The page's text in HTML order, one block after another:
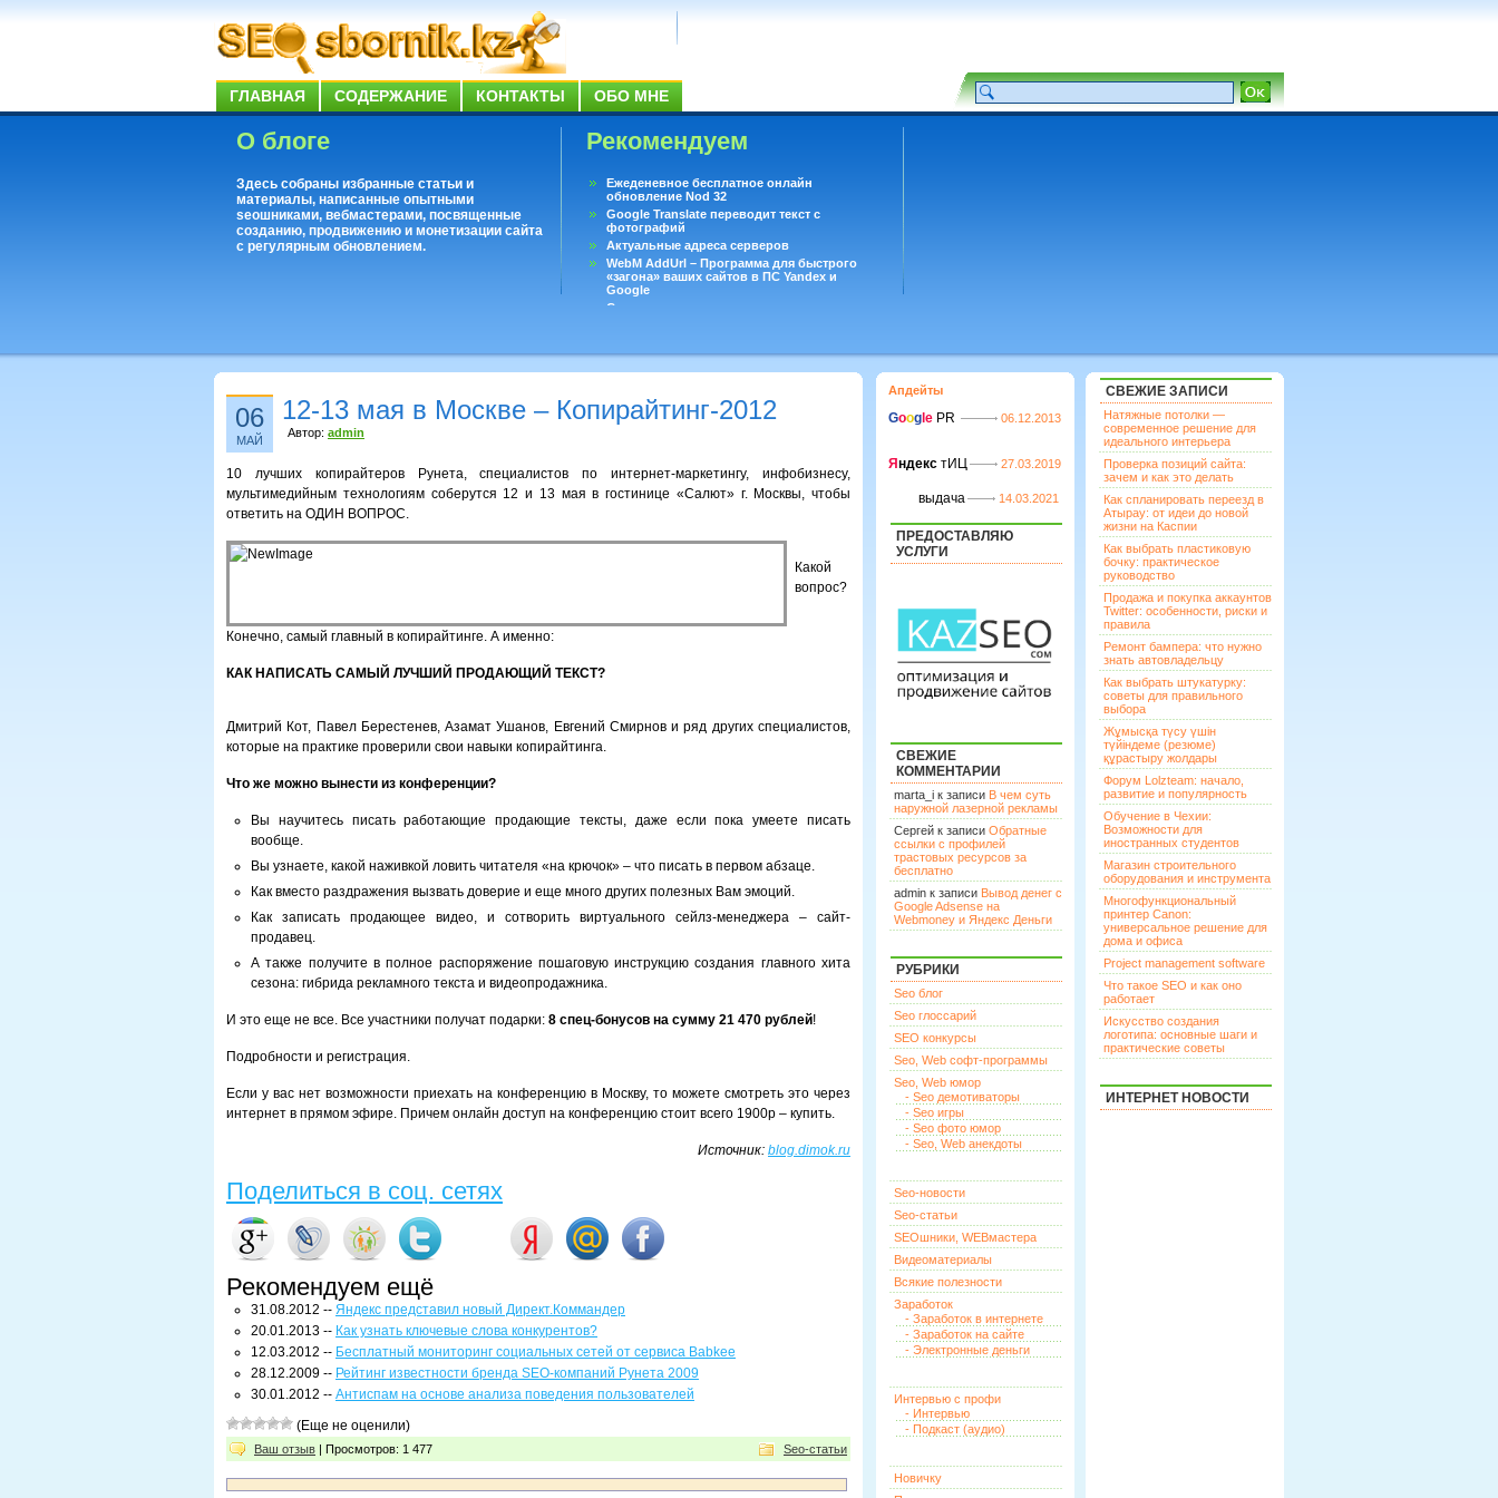
ГЛАВНАЯ СОДЕРЖАНИЕ КОНТАКТЫ ОБО МНЕ
О блоге
Здесь собраны избранные статьи и
материалы, написанные опытными
seoшниками, вебмастерами, посвященные
созданию, продвижению и монетизации сайта
с регулярным обновлением.
Рекомендуем
Ежеденевное бесплатное онлайн
обновление Nod 32
Google Translate переводит текст с
фотографий
Актуальные адреса серверов
WebM AddUrl – Программа для быстрого
«загона» ваших сайтов в ПС Yandex и
Google
Существует вопросы, на которые не может
06
МАЙ
12-13 мая в Москве – Копирайтинг-2012
Автор: admin
10 лучших копирайтеров Рунета, специалистов по интернет-маркетингу, инфобизнесу,
мультимедийным технологиям соберутся 12 и 13 мая в гостинице «Салют» г. Москвы, чтобы
ответить на ОДИН ВОПРОС.
Какой
вопрос?
Конечно, самый главный в копирайтинге. А именно:
КАК НАПИСАТЬ САМЫЙ ЛУЧШИЙ ПРОДАЮЩИЙ ТЕКСТ?
Дмитрий Кот, Павел Берестенев, Азамат Ушанов, Евгений Смирнов и ряд других специалистов,
которые на практике проверили свои навыки копирайтинга.
Что же можно вынести из конференции?
Вы научитесь писать работающие продающие тексты, даже если пока умеете писать
вообще.
Вы узнаете, какой наживкой ловить читателя «на крючок» – что писать в первом абзаце.
Как вместо раздражения вызвать доверие и еще много других полезных Вам эмоций.
Как записать продающее видео, и сотворить виртуального сейлз-менеджера – сайт-
продавец.
А также получите в полное распоряжение пошаговую инструкцию создания главного хита
сезона: гибрида рекламного текста и видеопродажника.
И это еще не все. Все участники получат подарки: 8 спец-бонусов на сумму 21 470 рублей!
Подробности и регистрация.
Если у вас нет возможности приехать на конференцию в Москву, то можете смотреть это через
интернет в прямом эфире. Причем онлайн доступ на конференцию стоит всего 1900р – купить.
Источник: blog.dimok.ru
Поделиться в соц. сетях
Рекомендуем ещё
31.08.2012 -- Яндекс представил новый Директ.Коммандер
20.01.2013 -- Как узнать ключевые слова конкурентов?
12.03.2012 -- Бесплатный мониторинг социальных сетей от сервиса Babkee
28.12.2009 -- Рейтинг известности бренда SEO-компаний Рунета 2009
30.01.2012 -- Антиспам на основе анализа поведения пользователей
(Еще не оценили)
Ваш отзыв | Просмотров: 1 477 Seo-статьи
Апдейты
Goog le PR 06.12.2013
Я ндекс тИЦ 27.03.2019
выдача 14.03.2021
ПРЕДОСТАВЛЯЮ
УСЛУГИ
СВЕЖИЕ
КОММЕНТАРИИ
marta_i к записи В чем суть
наружной лазерной рекламы
Сергей к записи Обратные
ссылки с профилей
трастовых ресурсов за
бесплатно
admin к записи Вывод денег с
Google Adsense на
Webmoney и Яндекс Деньги
РУБРИКИ
Seo блог
Seo глоссарий
SEO конкурсы
Seo, Web софт-программы
Seo, Web юмор
- Seo демотиваторы
- Seo игры
- Seo фото юмор
- Seo, Web анекдоты
Seo-новости
Seo-статьи
SEOшники, WEBмастера
Видеоматериалы
Всякие полезности
Заработок
- Заработок в интернете
- Заработок на сайте
- Электронные деньги
Интервью с профи
- Интервью
- Подкаст (аудио)
Новичку
СВЕЖИЕ ЗАПИСИ
Натяжные потолки —
современное решение для
идеального интерьера
Проверка позиций сайта:
зачем и как это делать
Как спланировать переезд в
Атырау: от идеи до новой
жизни на Каспии
Как выбрать пластиковую
бочку: практическое
руководство
Продажа и покупка аккаунтов
Twitter: особенности, риски и
правила
Ремонт бампера: что нужно
знать автовладельцу
Как выбрать штукатурку:
советы для правильного
выбора
Жұмысқа түсу үшін
түйіндеме (резюме)
құрастыру жолдары
Форум Lolzteam: начало,
развитие и популярность
Обучение в Чехии:
Возможности для
иностранных студентов
Магазин строительного
оборудования и инструмента
Многофункциональный
принтер Canon:
универсальное решение для
дома и офиса
Project management software
Что такое SEO и как оно
работает
Искусство создания
логотипа: основные шаги и
практические советы
ИНТЕРНЕТ НОВОСТИ